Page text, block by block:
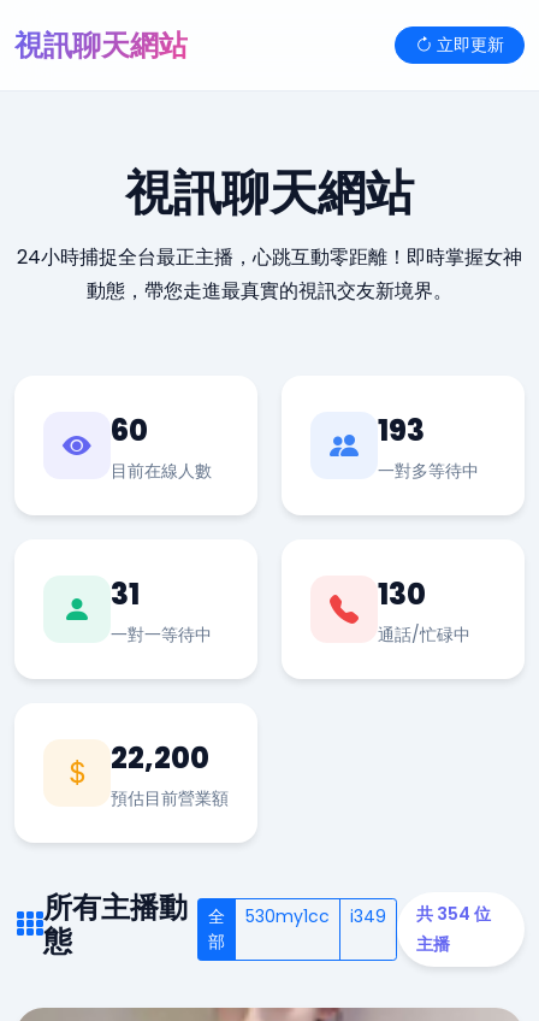
視訊聊天網站 立即更新
視訊聊天網站
24小時捕捉全台最正主播，心跳互動零距離！即時掌握女神
動態，帶您走進最真實的視訊交友新境界。
60
目前在線人數
193
一對多等待中
31
一對一等待中
130
通話/忙碌中
22,200
預估目前營業額
所有主播動
態
全
部
530my1cc i349
共 354 位
主播